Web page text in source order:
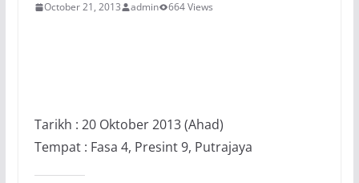
October 21, 2013 admin 664 Views
Tarikh : 20 Oktober 2013 (Ahad)
Tempat : Fasa 4, Presint 9, Putrajaya